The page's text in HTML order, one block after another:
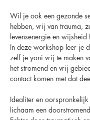
Wil je ook een gezonde
hebben, vrij van trauma,
levensenergie en wijsheid
In deze workshop leer je
zelf je yoni vrij te maken
het stromend en vrij
contact komen met dat
Idealiter en
lichaam een